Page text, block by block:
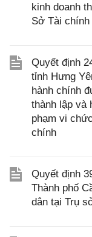
kinh doanh
Sở Tài
Quyết định
tỉnh Hưng
hành chính
thành lập và
phạm vi
chính
Quyết định
Thành phố
dân tại Trụ